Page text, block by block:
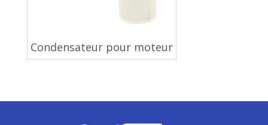
Condensateur pour moteur